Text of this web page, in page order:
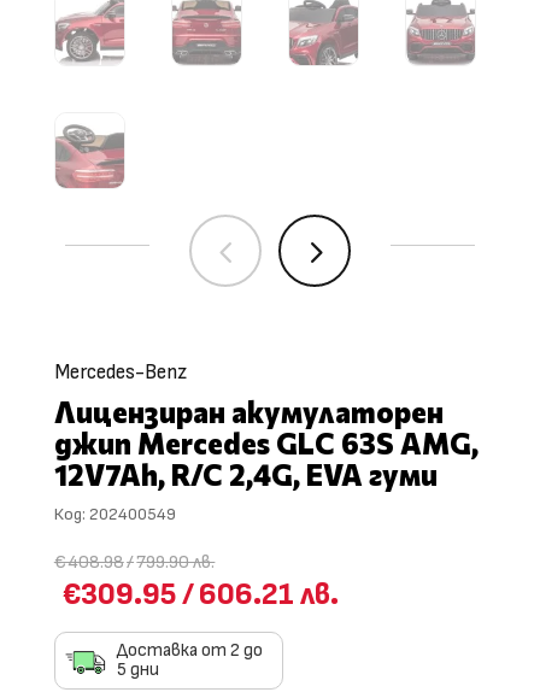
4 5
Mercedes-Benz
Лицензиран акумулаторен
джип Mercedes GLC 63S AMG,
12V7Ah, R/C 2,4G, EVA гуми
Код: 202400549
€408.98/799.90 лв.
€309.95/606.21 лв.
Доставка от 2 до
5 дни